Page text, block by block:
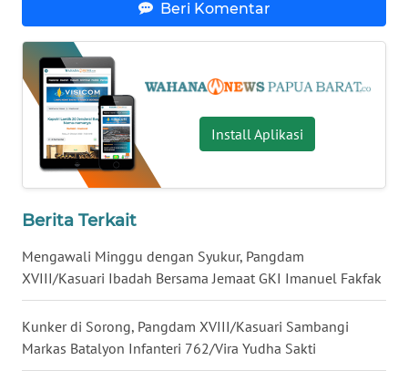
Beri Komentar
Install Aplikasi
Berita Terkait
Mengawali Minggu dengan Syukur, Pangdam
XVIII/Kasuari Ibadah Bersama Jemaat GKI Imanuel Fakfak
Kunker di Sorong, Pangdam XVIII/Kasuari Sambangi
Markas Batalyon Infanteri 762/Vira Yudha Sakti
KALTARA
WN
KALSEL
WN
KALTIM
SULSEL
WN
GORONTALO
WN